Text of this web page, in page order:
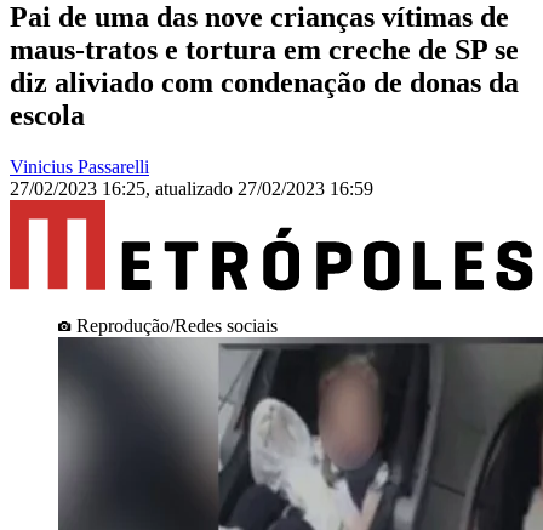
Pai de uma das nove crianças vítimas de
maus-tratos e tortura em creche de SP se
diz aliviado com condenação de donas da
escola
Vinicius Passarelli
27/02/2023 16:25, atualizado 27/02/2023 16:59
Reprodução/Redes sociais